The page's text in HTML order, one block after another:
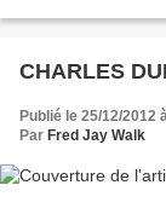
CHARLES
Publié le 25/12/2012
Par Fred Jay Walk